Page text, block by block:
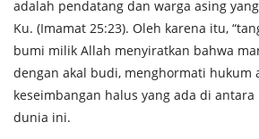
adalah pendatang dan warga asing
Ku. (Imamat 25:23). Oleh karena itu,
bumi milik Allah menyiratkan bahwa
dengan akal budi, menghormati hukum
keseimbangan halus yang ada di
dunia ini.